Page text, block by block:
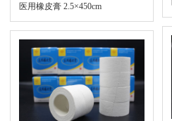
医用橡皮膏 2.5×450cm